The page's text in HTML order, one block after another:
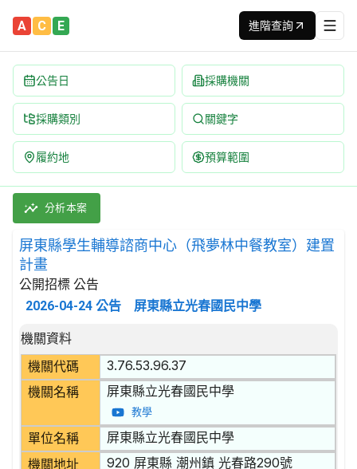
A C E 進階查詢
公告日 採購機關
採購類別 關鍵字
履約地 預算範圍
屏東縣學生輔導諮商中心（飛夢林中餐教室）建置計畫 招標
採購類別：財物類 氣體產生器;蒸餾設備;冷凍及空調設備;
分析本案
屏東縣學生輔導諮商中心（飛夢林中餐教室）建置
計畫
公開招標 公告
2026-04-24 公告 屏東縣立光春國民中學
招標公告詳細內容
機關資料
機關代碼
3.76.53.96.37
機關名稱 屏東縣立光春國民中學
教學
單位名稱 屏東縣立光春國民中學
機關地址 920 屏東縣 潮州鎮 光春路290號